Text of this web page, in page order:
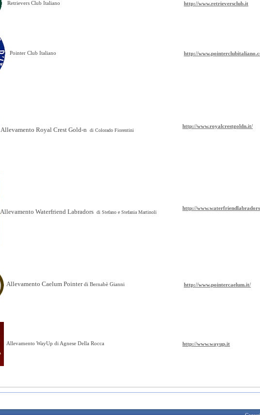
Retrievers Club Italiano http://www.retrieversclub.it
Pointer Club Italiano http://
Allevamento Royal Crest Gold-n di Colorado Fiorentini
http://www.royalcrestgoldn.it/
Allevamento Waterfriend Labradors di Stefano e Stefania Martinoli
http://
Allevamento Caelum Pointerdi Bernabè Gianni http://www.pointercaelum.it/
Allevamento WayUp di Agnese Della Rocca http://www.wayup.it